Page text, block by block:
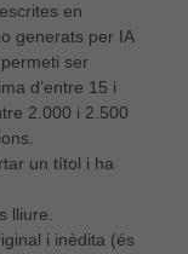
en
generats per IA
ser
d’entre 15 i
2.000 i 2.500
un títol i ha
lliure.
i inèdita (és
no